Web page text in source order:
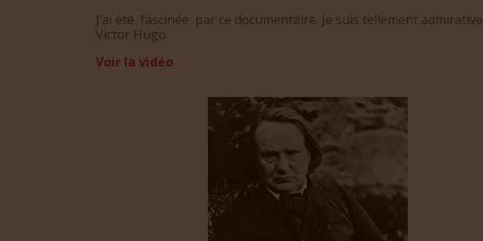
J’ai été fascinée par ce documentaire. Je suis tellement
Victor Hugo
Voir la vidéo